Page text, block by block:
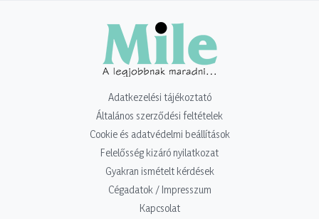
Adatkezelési tájékoztató
Általános szerződési feltételek
Cookie és adatvédelmi beállítások
Felelősség kizáró nyilatkozat
Gyakran ismételt kérdések
Cégadatok / Impresszum
Kapcsolat